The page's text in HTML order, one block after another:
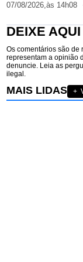
07/08/2026,às 14h08
DEIXE
Os comentários são
representam a opinião
denuncie. Leia as
ilegal.
MAIS LIDAS +